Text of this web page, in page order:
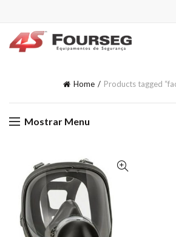
Home Products tagged
Mostrar Menu